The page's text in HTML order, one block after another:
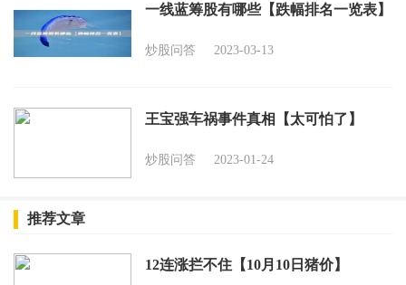
一线蓝筹股有哪些【跌幅排名一览表】
炒股问答 2023-03-13
王宝强车祸事件真相【太可怕了】
炒股问答 2023-01-24
推荐文章
12连涨拦不住【10月10日猪价】